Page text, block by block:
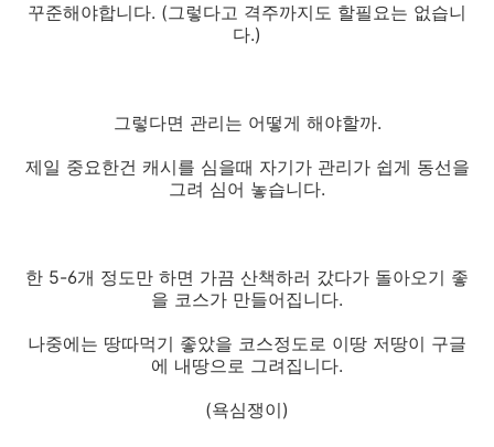
꾸준해야합니다. (그렇다고 격주까지도 할필요는 없습니
다.)
그렇다면 관리는 어떻게 해야할까.
제일 중요한건 캐시를 심을때 자기가 관리가 쉽게 동선을
그려 심어 놓습니다.
한 5-6개 정도만 하면 가끔 산책하러 갔다가 돌아오기 좋
을 코스가 만들어집니다.
나중에는 땅따먹기 좋았을 코스정도로 이땅 저땅이 구글
에 내땅으로 그려집니다.
(욕심쟁이)